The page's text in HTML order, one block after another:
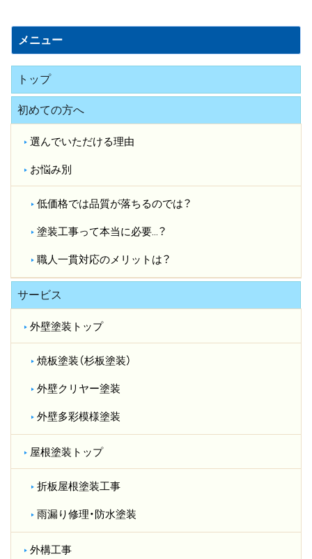
メニュー
トップ
初めての方へ
選んでいただける理由
お悩み別
低価格では品質が落ちるのでは？​
塗装工事って本当に必要…？​
職人一貫対応のメリットは？​
サービス
外壁塗装トップ
焼板塗装（杉板塗装）
外壁クリヤー塗装
外壁多彩模様塗装
屋根塗装トップ
折板屋根塗装工事
雨漏り修理・防水塗装
外構工事